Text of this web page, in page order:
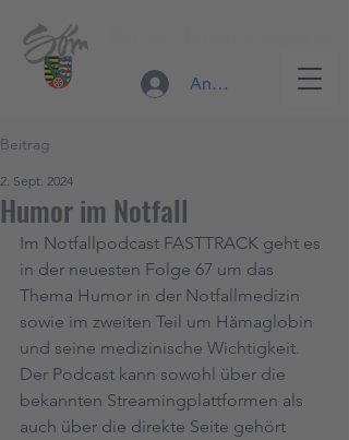
Anmelden
Beitrag
Humor im Notfall
2. Sept. 2024
Im Notfallpodcast FASTTRACK geht es
in der neuesten Folge 67 um das
Thema Humor in der Notfallmedizin
sowie im zweiten Teil um Hämaglobin
und seine medizinische Wichtigkeit.
Der Podcast kann sowohl über die
bekannten Streamingplattformen als
auch über die direkte Seite gehört